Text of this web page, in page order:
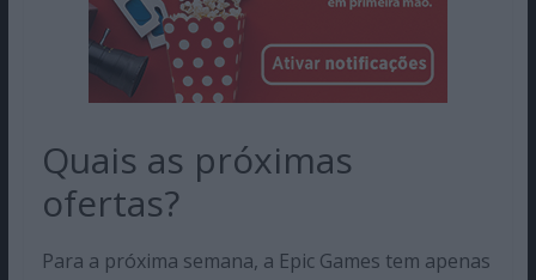
Quais as próximas
ofertas?
Para a próxima semana, a Epic Games tem apenas